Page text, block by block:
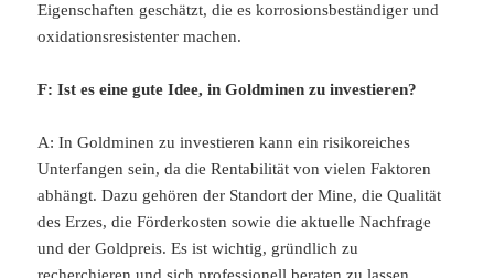
Eigenschaften geschätzt, die es korrosionsbeständiger und
oxidationsresistenter machen.
F: Ist es eine gute Idee, in Goldminen zu investieren?
A: In Goldminen zu investieren kann ein risikoreiches
Unterfangen sein, da die Rentabilität von vielen Faktoren
abhängt. Dazu gehören der Standort der Mine, die Qualität
des Erzes, die Förderkosten sowie die aktuelle Nachfrage
und der Goldpreis. Es ist wichtig, gründlich zu